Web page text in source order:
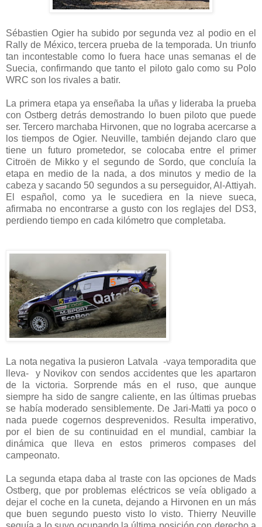
Sébastien Ogier ha subido por segunda vez al podio en el
Rally de México, tercera prueba de la temporada. Un triunfo
tan incontestable como lo fuera hace unas semanas el de
Suecia, confirmando que tanto el piloto galo como su Polo
WRC son los rivales a batir.
La primera etapa ya enseñaba la uñas y lideraba la prueba
con Ostberg detrás demostrando lo buen piloto que puede
ser. Tercero marchaba Hirvonen, que no lograba acercarse a
los tiempos de Ogier. Neuville, también dejando claro que
tiene un futuro prometedor, se colocaba entre el primer
Citroën de Mikko y el segundo de Sordo, que concluía la
etapa en medio de la nada, a dos minutos y medio de la
cabeza y sacando 50 segundos a su perseguidor, Al-Attiyah.
El español, como ya le sucediera en la nieve sueca,
afirmaba no encontrarse a gusto con los reglajes del DS3,
perdiendo tiempo en cada kilómetro que completaba.
La nota negativa la pusieron Latvala -vaya temporadita que
lleva- y Novikov con sendos accidentes que les apartaron
de la victoria. Sorprende más en el ruso, que aunque
siempre ha sido de sangre caliente, en las últimas pruebas
se había moderado sensiblemente. De Jari-Matti ya poco o
nada puede cogernos desprevenidos. Resulta imperativo,
por el bien de su continuidad en el mundial, cambiar la
dinámica que lleva en estos primeros compases del
campeonato.
La segunda etapa daba al traste con las opciones de Mads
Ostberg, que por problemas eléctricos se veía obligado a
dejar el coche en la cuneta, dejando a Hirvonen en un más
que buen segundo puesto visto lo visto. Thierry Neuville